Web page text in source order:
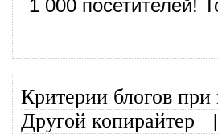
1 000 посетителей!
Критерии блогов
Другой копирайтер